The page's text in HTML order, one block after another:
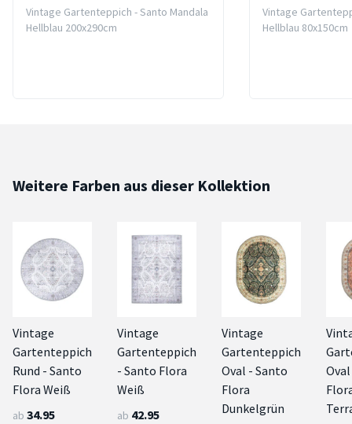
Vintage Gartenteppich - Santo Mandala
Hellblau 200x290cm
Vintage
Hellblau 80x150cm
Weitere Farben aus dieser Kollektion
Vintage
Gartenteppich
Rund - Santo
Flora Weiß
ab 34.95
Vintage
Gartenteppich
- Santo Flora
Weiß
ab 42.95
Vintage
Gartenteppich
Oval - Santo
Flora
Dunkelgrün